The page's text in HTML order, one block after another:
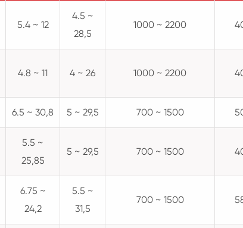
5.4 ~ 12
4.5 ~
28,5
1000 ~ 2200
4.8 ~ 11 4 ~ 26 1000 ~ 2200
6.5 ~ 30,8 5 ~ 29,5 700 ~ 1500
5.5 ~
25,85
5 ~ 29,5 700 ~ 1500
6.75 ~
24,2
5.5 ~
31,5
700 ~ 1500